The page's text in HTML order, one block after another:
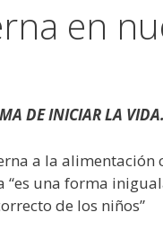
en
DE INICIAR LA
a la alimentación
“es una forma
de los niños”